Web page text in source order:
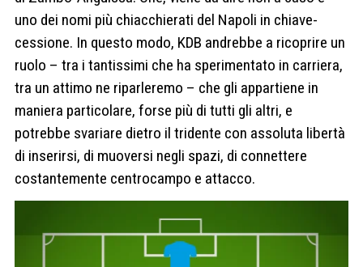
uno dei nomi più chiacchierati del Napoli in chiave-
cessione. In questo modo, KDB andrebbe a ricoprire un
ruolo – tra i tantissimi che ha sperimentato in carriera,
tra un attimo ne riparleremo – che gli appartiene in
maniera particolare, forse più di tutti gli altri, e
potrebbe svariare dietro il tridente con assoluta libertà
di inserirsi, di muoversi negli spazi, di connettere
costantemente centrocampo e attacco.